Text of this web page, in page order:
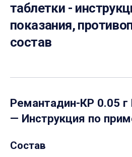
таблетки -
показания,
состав
Ремантадин-КР 0.05
— Инструкция по
Состав